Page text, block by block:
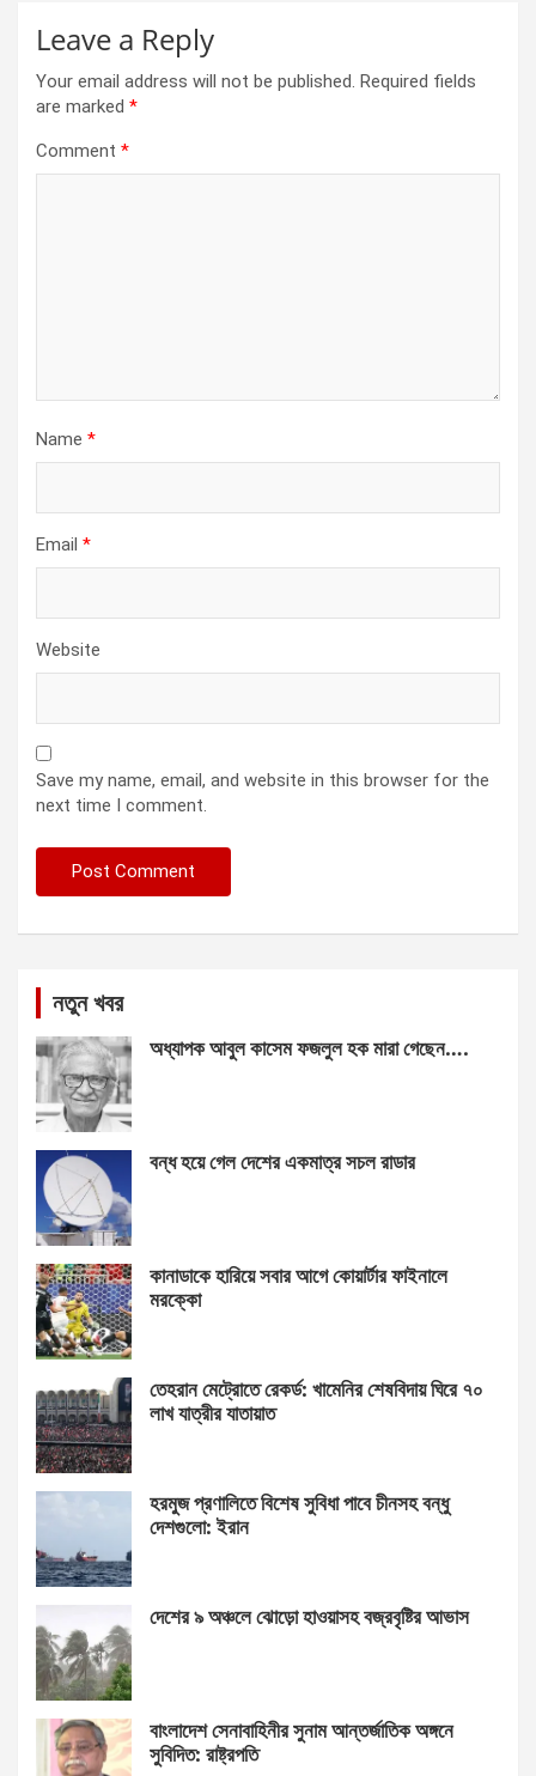
Leave a Reply
Your email address will not be published. Required fields
are marked *
Comment *
Name *
Email *
Website
Save my name, email, and website in this browser for the
next time I comment.
নতুন খবর
অধ্যাপক আবুল কাসেম ফজলুল হক মারা গেছেন….
বন্ধ হয়ে গেল দেশের একমাত্র সচল রাডার
কানাডাকে হারিয়ে সবার আগে কোয়ার্টার ফাইনালে
মরক্কো
তেহরান মেট্রোতে রেকর্ড: খামেনির শেষবিদায় ঘিরে ৭০
লাখ যাত্রীর যাতায়াত
হরমুজ প্রণালিতে বিশেষ সুবিধা পাবে চীনসহ বন্ধু
দেশগুলো: ইরান
দেশের ৯ অঞ্চলে ঝোড়ো হাওয়াসহ বজ্রবৃষ্টির আভাস
বাংলাদেশ সেনাবাহিনীর সুনাম আন্তর্জাতিক অঙ্গনে
সুবিদিত: রাষ্ট্রপতি